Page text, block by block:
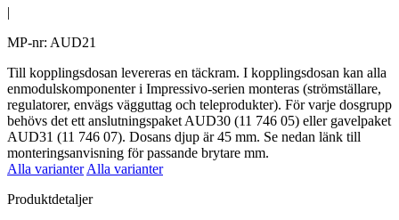
|
MP-nr: AUD21
Till kopplingsdosan levereras en täckram. I kopplingsdosan kan alla
enmodulskomponenter i Impressivo-serien monteras (strömställare,
regulatorer, envägs vägguttag och teleprodukter). För varje dosgrupp
behövs det ett anslutningspaket AUD30 (11 746 05) eller gavelpaket
AUD31 (11 746 07). Dosans djup är 45 mm. Se nedan länk till
monteringsanvisning för passande brytare mm.
Alla varianter Alla varianter
Produktdetaljer